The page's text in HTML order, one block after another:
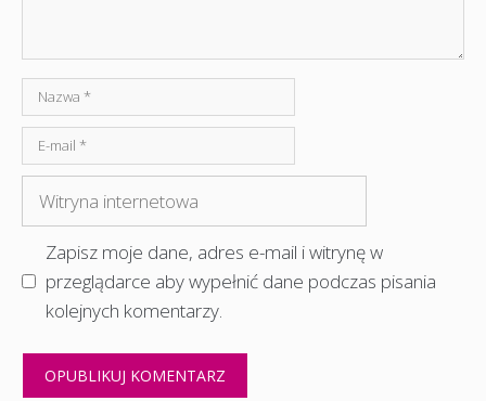
Nazwa
mail
internetowa
Zapisz moje dane, adres e-mail i witrynę w
przeglądarce aby wypełnić dane podczas pisania
kolejnych komentarzy.